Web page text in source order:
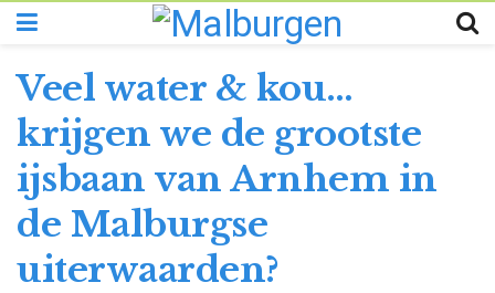
Veel water & kou…
krijgen we de grootste
ijsbaan van Arnhem in
de Malburgse
uiterwaarden?